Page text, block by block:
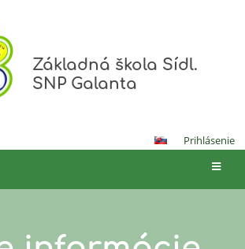
Základná škola Sídl.
SNP Galanta
Prihlásenie